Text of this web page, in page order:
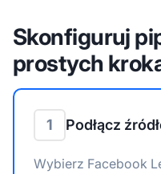
Skonfiguruj
prostych
1 Podłącz
Wybierz Facebook